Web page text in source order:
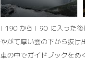
I-190 から I-90 に入った後
やがて厚い雲の下から抜け
車の中でガイドブックをめ